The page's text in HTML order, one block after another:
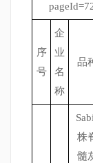
序
号
企
业
名
称
品
株
髓